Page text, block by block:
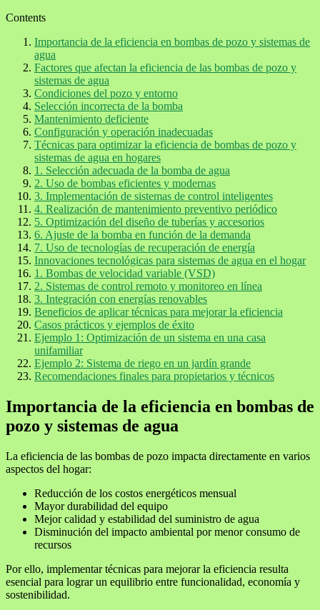
Contents
Importancia de la eficiencia en bombas de pozo y sistemas de
agua
Factores que afectan la eficiencia de las bombas de pozo y
sistemas de agua
Condiciones del pozo y entorno
Selección incorrecta de la bomba
Mantenimiento deficiente
Configuración y operación inadecuadas
Técnicas para optimizar la eficiencia de bombas de pozo y
sistemas de agua en hogares
1. Selección adecuada de la bomba de agua
2. Uso de bombas eficientes y modernas
3. Implementación de sistemas de control inteligentes
4. Realización de mantenimiento preventivo periódico
5. Optimización del diseño de tuberías y accesorios
6. Ajuste de la bomba en función de la demanda
7. Uso de tecnologías de recuperación de energía
Innovaciones tecnológicas para sistemas de agua en el hogar
1. Bombas de velocidad variable (VSD)
2. Sistemas de control remoto y monitoreo en línea
3. Integración con energías renovables
Beneficios de aplicar técnicas para mejorar la eficiencia
Casos prácticos y ejemplos de éxito
Ejemplo 1: Optimización de un sistema en una casa
unifamiliar
Ejemplo 2: Sistema de riego en un jardín grande
Recomendaciones finales para propietarios y técnicos
Importancia de la eficiencia en bombas de
pozo y sistemas de agua
La eficiencia de las bombas de pozo impacta directamente en varios
aspectos del hogar:
Reducción de los costos energéticos mensual
Mayor durabilidad del equipo
Mejor calidad y estabilidad del suministro de agua
Disminución del impacto ambiental por menor consumo de
recursos
Por ello, implementar técnicas para mejorar la eficiencia resulta
esencial para lograr un equilibrio entre funcionalidad, economía y
sostenibilidad.